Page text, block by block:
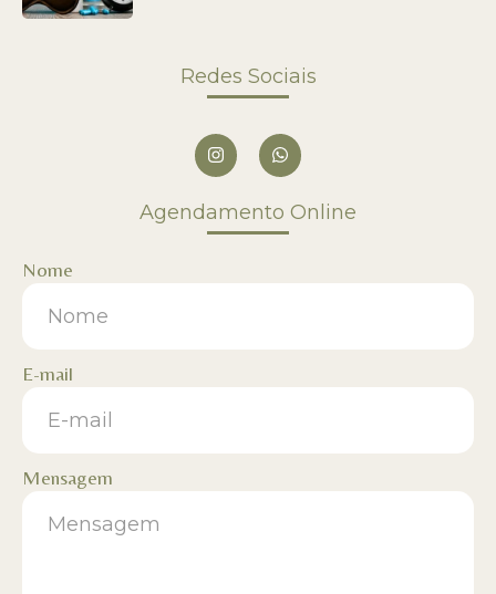
Redes Sociais
Agendamento Online
Nome
E-mail
Mensagem